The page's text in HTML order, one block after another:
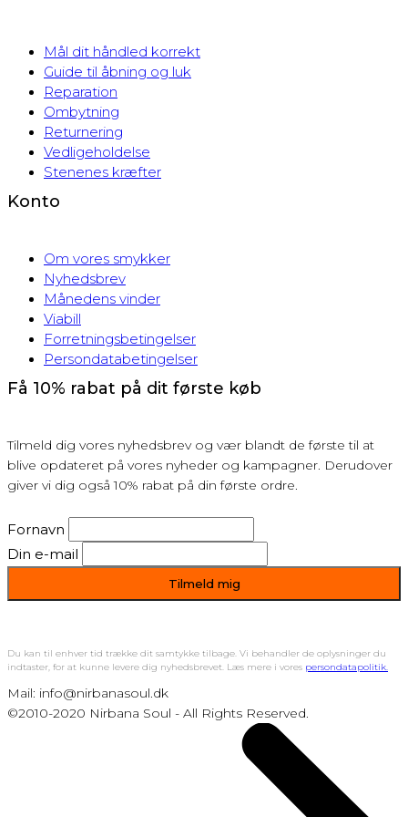
Mål dit håndled korrekt
Guide til åbning og luk
Reparation
Ombytning
Returnering
Vedligeholdelse
Stenenes kræfter
Konto
Om vores smykker
Nyhedsbrev
Månedens vinder
Viabill
Forretningsbetingelser
Persondatabetingelser
Få 10% rabat på dit første køb
Tilmeld dig vores nyhedsbrev og vær blandt de første til at
blive opdateret på vores nyheder og kampagner. Derudover
giver vi dig også 10% rabat på din første ordre.
Fornavn
Din e-mail
Du kan til enhver tid trække dit samtykke tilbage. Vi behandler de oplysninger du
indtaster, for at kunne levere dig nyhedsbrevet. Læs mere i vores persondatapolitik.
Mail: info@nirbanasoul.dk
©2010-2020 Nirbana Soul - All Rights Reserved.